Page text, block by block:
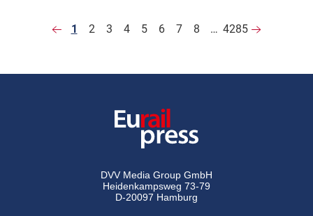
1 2 3 4 5 6 7 8 … 4285
DVV Media Group GmbH
Heidenkampsweg 73-79
D-20097 Hamburg